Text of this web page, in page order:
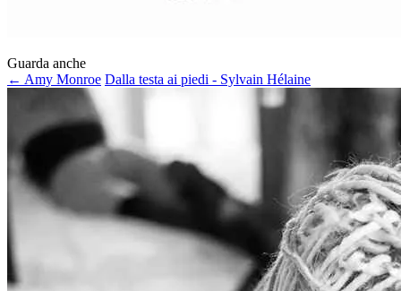
Guarda anche
← Amy Monroe Dalla testa ai piedi - Sylvain Hélaine